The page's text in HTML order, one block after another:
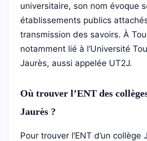
universitaire, son nom évoque
établissements publics
transmission des savoirs. À
notamment lié à l’Université
Jaurès, aussi appelée UT2J.
Où trouver l’ENT des
Jaurès ?
Pour trouver l’ENT d’un collège